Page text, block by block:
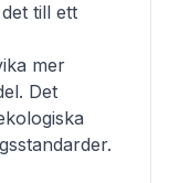
till ett
mer
Det